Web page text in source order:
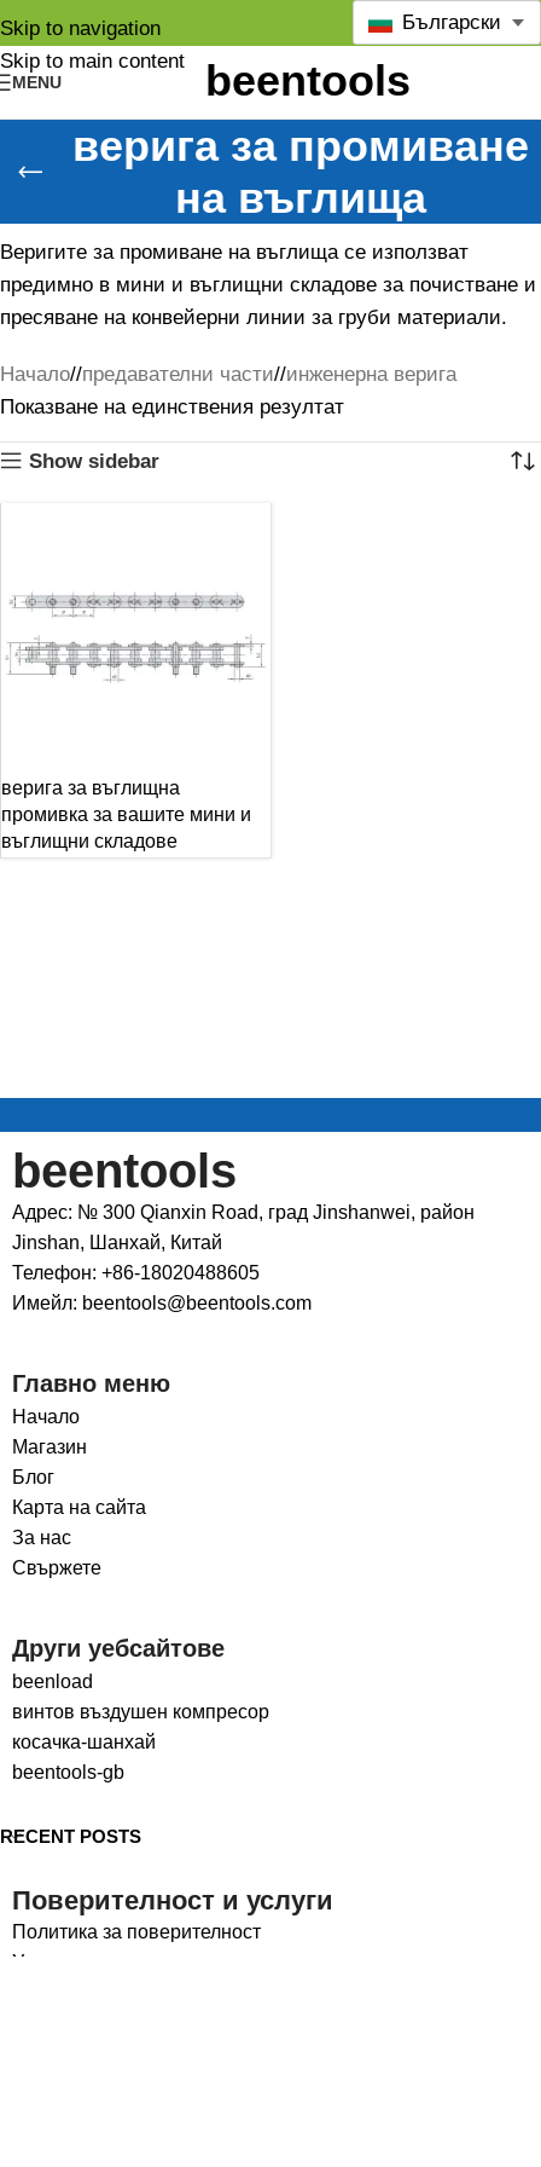
Skip to navigation
Skip to main content
MENU
Български
верига за промиване
на въглища
Веригите за промиване на въглища се използват
предимно в мини и въглищни складове за почистване и
пресяване на конвейерни линии за груби материали.
Начало/ предавателни части/ инженерна верига
Показване на единствения резултат
Show sidebar
верига за въглищна
промивка за вашите мини и
въглищни складове
beentools
Адрес: № 300 Qianxin Road, град Jinshanwei, район
Jinshan, Шанхай, Китай
Телефон: +86-18020488605
Имейл: beentools@beentools.com
Главно меню
Начало
Магазин
Блог
Карта на сайта
За нас
Свържете
Други уебсайтове
beenload
винтов въздушен компресор
косачка-шанхай
beentools-gb
RECENT POSTS
Поверителност и услуги
Политика за поверителност
Условия за ползване